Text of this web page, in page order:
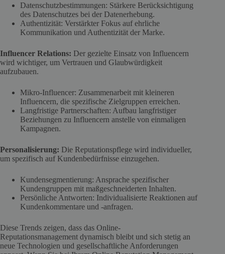
Datenschutzbestimmungen: Stärkere Berücksichtigung
des Datenschutzes bei der Datenerhebung.
Authentizität: Verstärkter Fokus auf ehrliche
Kommunikation und Authentizität der Marke.
Influencer Relations: Der gezielte Einsatz von Influencern
wird wichtiger, um Vertrauen und Glaubwürdigkeit
aufzubauen.
Mikro-Influencer: Zusammenarbeit mit kleineren
Influencern, die spezifische Zielgruppen erreichen.
Langfristige Partnerschaften: Aufbau langfristiger
Beziehungen zu Influencern anstelle von einmaligen
Kampagnen.
Personalisierung: Die Reputationspflege wird individueller,
um spezifisch auf Kundenbedürfnisse einzugehen.
Kundensegmentierung: Ansprache spezifischer
Kundengruppen mit maßgeschneiderten Inhalten.
Persönliche Antworten: Individualisierte Reaktionen auf
Kundenkommentare und -anfragen.
Diese Trends zeigen, dass das Online-
Reputationsmanagement dynamisch bleibt und sich stetig an
neue Technologien und gesellschaftliche Anforderungen